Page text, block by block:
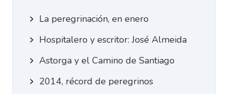
La peregrinación, en enero
Hospitalero y escritor: José Almeida
Astorga y el Camino de Santiago
2014, récord de peregrinos